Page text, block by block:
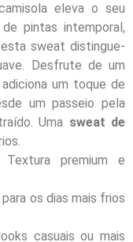
eleva o seu
de pintas intemporal,
sweat distingue-
Desfrute de um
um toque de
um passeio pela
Uma sweat de
Textura premium e
para os dias mais frios
casuais ou mais